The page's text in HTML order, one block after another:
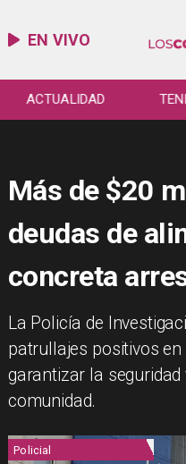
EN VIVO
ACTUALIDAD
Más de $20
deudas de
concreta
La Policía de
patrullajes positivos
garantizar la seguridad
comunidad.
Policial